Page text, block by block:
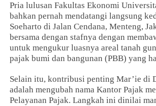
Pria lulusan Fakultas Ekonomi
bahkan pernah mendatangi langsung
Soeharto di Jalan Cendana, Menteng,
bersama dengan stafnya dengan
untuk mengukur luasnya areal tanah
pajak bumi dan bangunan (PBB) yang
Selain itu, kontribusi penting Mar’ie di
adalah mengubah nama Kantor Pajak
Pelayanan Pajak. Langkah ini dinilai